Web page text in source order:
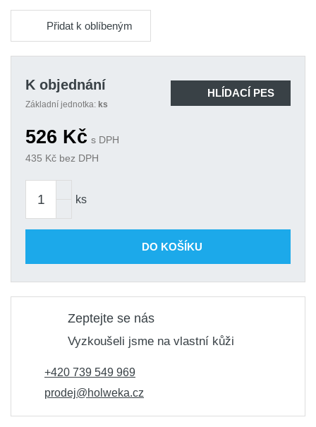
Přidat k oblíbeným
K objednání
Základní jednotka: ks
HLÍDACÍ PES
526 Kč s DPH
435 Kč bez DPH
ks
DO KOŠÍKU
Zeptejte se nás
Vyzkoušeli jsme na vlastní kůži
+420 739 549 969
prodej@holweka.cz